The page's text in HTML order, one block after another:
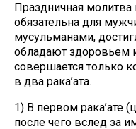
Праздничная
обязательна для
мусульманами,
обладают здоровьем
совершается только
в два рака’ата.
1) В первом рака’ате
после чего вслед за